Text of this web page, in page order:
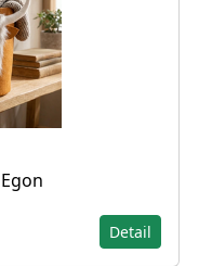
Detail